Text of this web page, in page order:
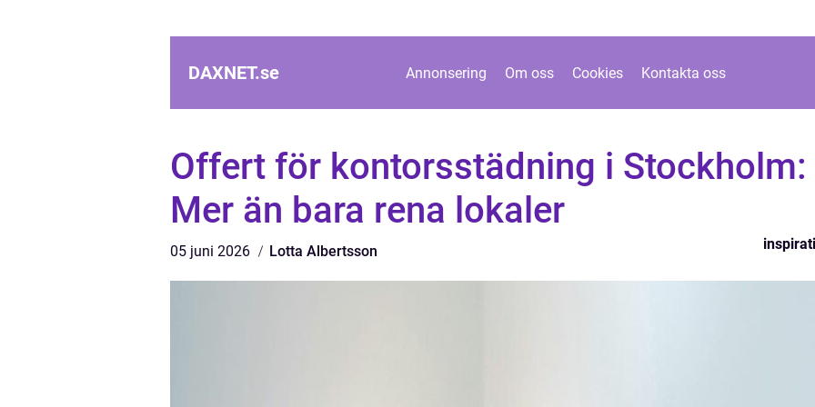
DAXNET.se Annonsering Om oss Cookies Kontakta oss
Offert för kontorsstädning i Stockholm:
Mer än bara rena lokaler
05 juni 2026 Lotta Albertsson